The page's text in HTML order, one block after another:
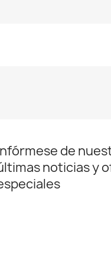
de
noticias y